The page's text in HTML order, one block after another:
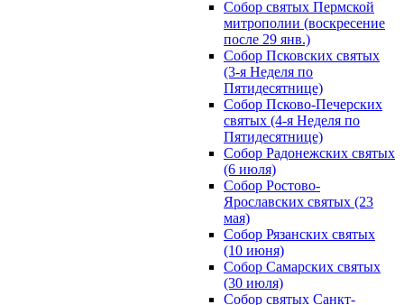
Собор святых Пермской
митрополии (воскресение
после 29 янв.)
Собор Псковских святых
(3-я Неделя по
Пятидесятнице)
Собор Псково-Печерских
святых (4-я Неделя по
Пятидесятнице)
Собор Радонежских святых
(6 июля)
Собор Ростово-
Ярославских святых (23
мая)
Собор Рязанских святых
(10 июня)
Собор Самарских святых
(30 июля)
Собор святых Санкт-